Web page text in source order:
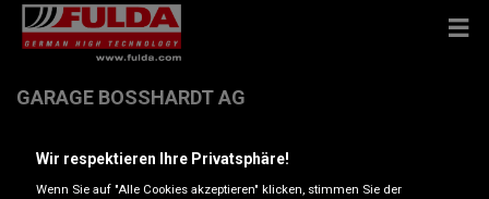
GARAGE BOSSHARDT AG
SCHWERZENBACHSTRASSE 41 , 8117 FAELLANDEN
Wir respektieren Ihre Privatsphäre!
Wenn Sie auf "Alle Cookies akzeptieren" klicken, stimmen Sie der